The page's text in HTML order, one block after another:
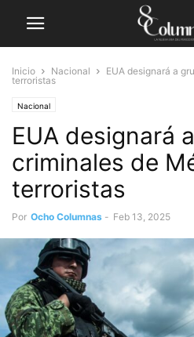
Inicio Nacional
EUA designará a
terroristas
Nacional
EUA designará
criminales de
terroristas
Por Ocho Columnas - Feb 13, 2025